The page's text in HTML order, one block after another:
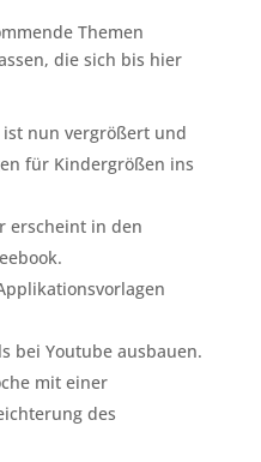
Themen
die sich bis hier
ist nun vergrößert und
für Kindergrößen ins
erscheint in den
bei Youtube ausbauen.
mit einer
des